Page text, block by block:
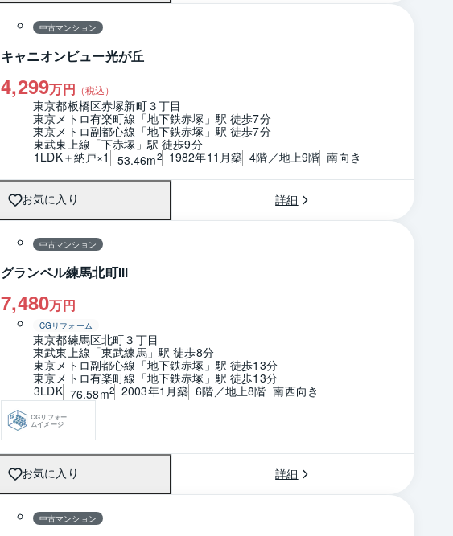
中古マンション
キャニオンビュー光が丘
4,299万円 （税込）
東京都板橋区赤塚新町３丁目
東京メトロ有楽町線「地下鉄赤塚」駅 徒歩7分
東京メトロ副都心線「地下鉄赤塚」駅 徒歩7分
東武東上線「下赤塚」駅 徒歩9分
1LDK＋納戸×1
53.46m2 1982年11月築 4階／地上9階 南向き
お気に入り 詳細
中古マンション
グランベル練馬北町Ⅲ
7,480万円
CGリフォーム
東京都練馬区北町３丁目
東武東上線「東武練馬」駅 徒歩8分
東京メトロ副都心線「地下鉄赤塚」駅 徒歩13分
東京メトロ有楽町線「地下鉄赤塚」駅 徒歩13分
3LDK 76.58m2 2003年1月築 6階／地上8階 南西向き
CGリフォー
ムイメージ
お気に入り 詳細
中古マンション